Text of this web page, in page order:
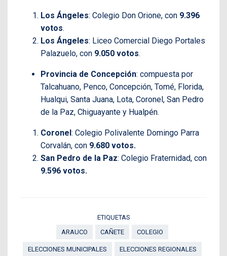
Los Ángeles: Colegio Don Orione, con 9.396
votos.
Los Ángeles: Liceo Comercial Diego Portales
Palazuelo, con 9.050 votos.
Provincia de Concepción: compuesta por
Talcahuano, Penco, Concepción, Tomé, Florida,
Hualqui, Santa Juana, Lota, Coronel, San Pedro
de la Paz, Chiguayante y Hualpén.
Coronel: Colegio Polivalente Domingo Parra
Corvalán, con 9.680 votos.
San Pedro de la Paz: Colegio Fraternidad, con
9.596 votos.
ETIQUETAS
ARAUCO
CAÑETE COLEGIO
ELECCIONES MUNICIPALES ELECCIONES REGIONALES